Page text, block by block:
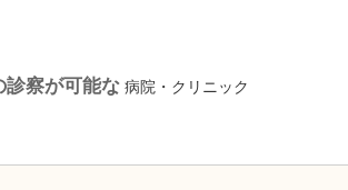
診察が可能な 病院・クリニック